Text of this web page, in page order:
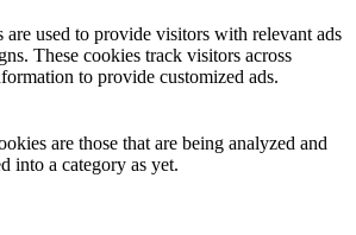
are used to provide visitors with relevant ads
These cookies track visitors across
to provide customized ads.
are those that are being analyzed and
into a category as yet.